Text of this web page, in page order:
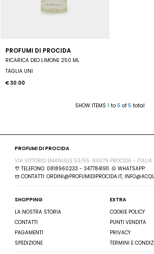
PROFUMI DI PROCIDA
RICARICA DEO LIMONE 250 ML
TAGLIA UNI
€ 30.00
SHOW ITEMS 1 to 5 of5 total
PROFUMI DI PROCIDA
VIA VITTORIO EMANUELE 53/55 80079 PROCIDA - ITALIA
TELEFONO: 0818960233 - 3477841911
WHATSAPP:
CONTATTI: ORDINI@PROFUMIDIPROCIDA.IT,
SHOPPING
LA NOSTRA STORIA
CONTATTI
PAGAMENTI
SPEDIZIONE
EXTRA
COOKIE POLICY
PUNTI VENDITA
PRIVACY
TERMINI E